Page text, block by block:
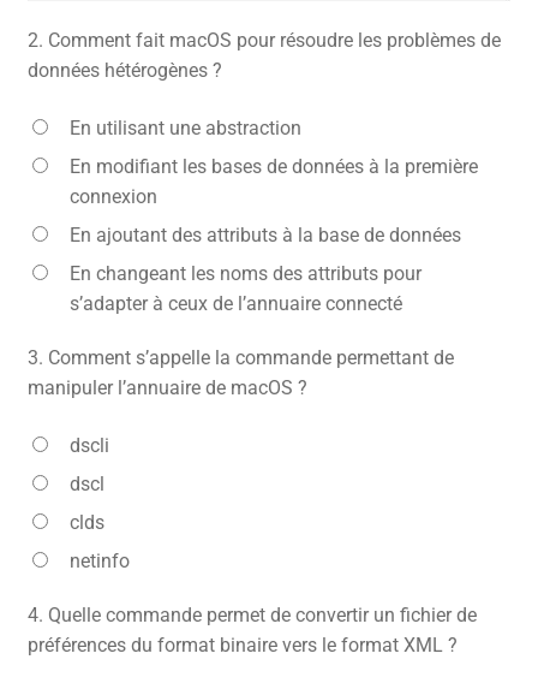
2. Comment fait macOS pour résoudre les problèmes de
données hétérogènes ?
En utilisant une abstraction
En modifiant les bases de données à la première
connexion
En ajoutant des attributs à la base de données
En changeant les noms des attributs pour
s’adapter à ceux de l’annuaire connecté
3. Comment s’appelle la commande permettant de
manipuler l’annuaire de macOS ?
dscli
dscl
clds
netinfo
4. Quelle commande permet de convertir un fichier de
préférences du format binaire vers le format XML ?